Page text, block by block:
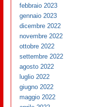
febbraio 2023
gennaio 2023
dicembre 2022
novembre 2022
ottobre 2022
settembre 2022
agosto 2022
luglio 2022
giugno 2022
maggio 2022